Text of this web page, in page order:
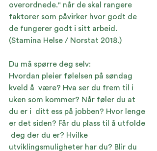
overordnede." når de skal rangere
faktorer som påvirker hvor godt de
de fungerer godt i sitt arbeid.
(Stamina Helse / Norstat 2018.)
Du må spørre deg selv:
Hvordan pleier følelsen på søndag
kveld å  være? Hva ser du frem til i
uken som kommer? Når føler du at
du er i  ditt ess på jobben? Hvor lenge
er det siden? Får du plass til å utfolde
deg der du er? Hvilke
utviklingsmuligheter har du? Blir du